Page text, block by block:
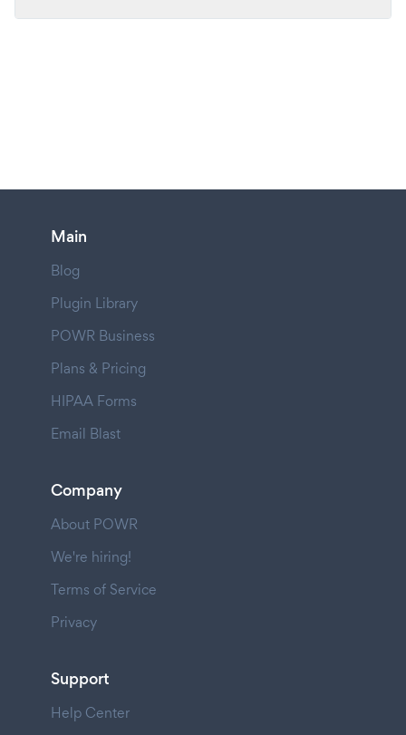
Main
Blog
Plugin Library
POWR Business
Plans & Pricing
HIPAA Forms
Email Blast
Company
About POWR
We're hiring!
Terms of Service
Privacy
Support
Help Center